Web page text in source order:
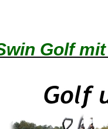
Golf